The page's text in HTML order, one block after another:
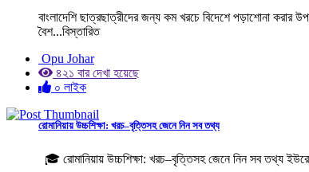
বাংলাদেশি ছাত্রছাত্রীদের জন্য কম খরচে বিদেশে পড়াশোনা
বৈশ...বিস্তারিত
Opu Johar
৪২১ বার দেখা হয়েছে
০ লাইক
রোমানিয়ায় উচ্চশিক্ষা: খরচ–বৃত্তিসহ জেনে নিন সব তথ্য
🎓 রোমানিয়ায় উচ্চশিক্ষা: খরচ–বৃত্তিসহ জেনে নিন সব তথ্য